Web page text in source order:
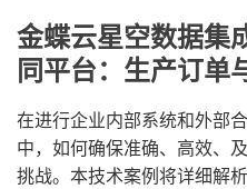
金蝶云星空数据集
同平台：生产订单
在进行企业内部系统和外部
中，如何确保准确、高效、
挑战。本技术案例将详细解